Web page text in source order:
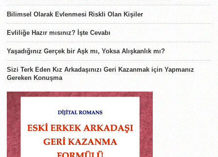
Bilimsel Olarak Evlenmesi Riskli Olan Kişiler
Evliliğe Hazır mısınız? İşte Cevabı
Yaşadığınız Gerçek bir Aşk mı, Yoksa Alışkanlık mı?
Sizi Terk Eden Kız Arkadaşınızı Geri Kazanmak için Yapmanız
Gereken Konuşma